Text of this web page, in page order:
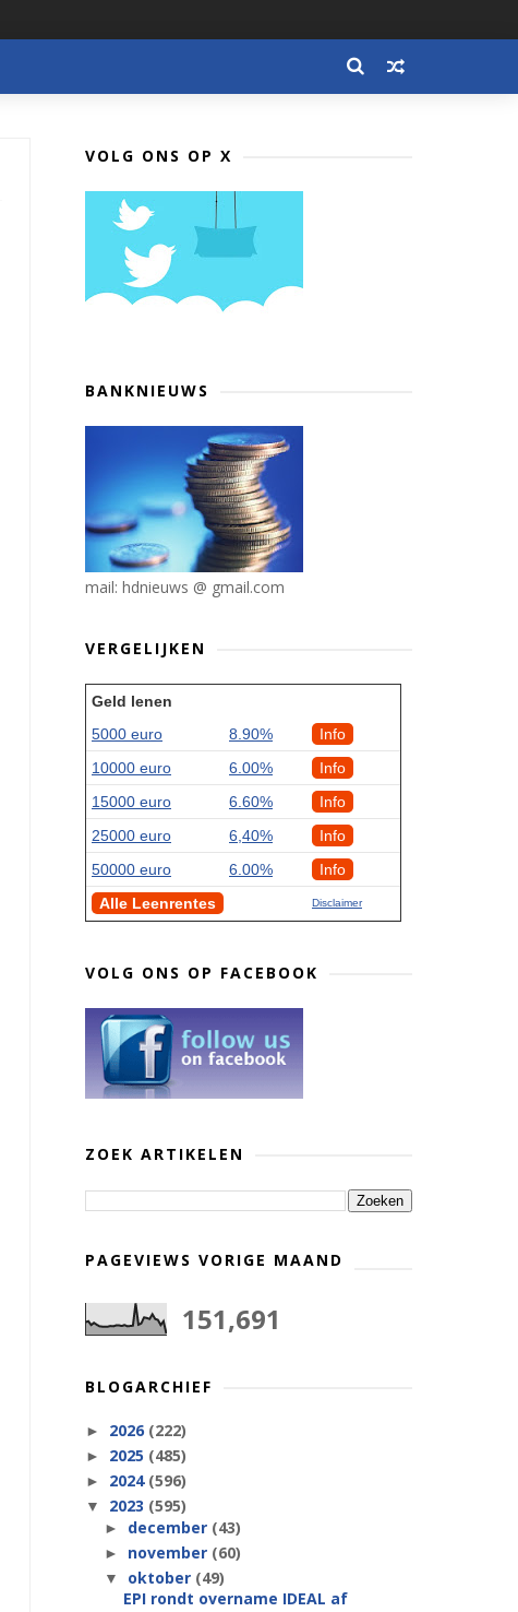
VOLG ONS OP X
BANKNIEUWS
mail: hdnieuws @ gmail.com
VERGELIJKEN
Geld lenen
5000 euro
8.90%
Info
10000 euro
6.00%
Info
15000 euro
6.60%
Info
25000 euro
6,40%
Info
50000 euro
6.00%
Info
Alle Leenrentes
Disclaimer
VOLG ONS OP FACEBOOK
ZOEK ARTIKELEN
PAGEVIEWS VORIGE MAAND
151,691
BLOGARCHIEF
► 2026 (222)
► 2025 (485)
► 2024 (596)
▼ 2023 (595)
► december (43)
► november (60)
▼ oktober (49)
EPI rondt overname IDEAL af